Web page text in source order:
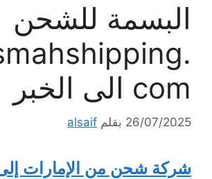
البسمة للشحن
com الى الخبر
26/07/2025 بقلم alsaif
شركة شحن من الإمارات